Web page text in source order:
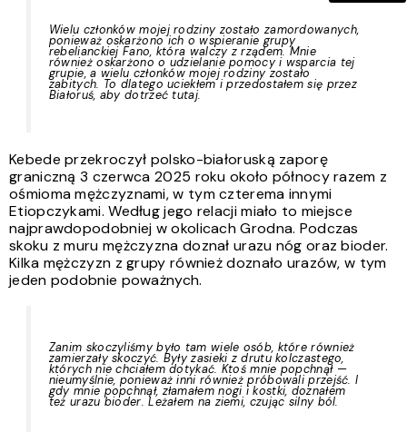
Wielu członków mojej rodziny zostało zamordowanych,
ponieważ oskarżono ich o wspieranie grupy
rebelianckiej Fano, która walczy z rządem. Mnie
również oskarżono o udzielanie pomocy i wsparcia tej
grupie, a wielu członków mojej rodziny zostało
zabitych. To dlatego uciekłem i przedostałem się przez
Białoruś, aby dotrzeć tutaj.
Kebede przekroczył polsko-białoruską zaporę
graniczną 3 czerwca 2025 roku około północy razem z
ośmioma mężczyznami, w tym czterema innymi
Etiopczykami. Według jego relacji miało to miejsce
najprawdopodobniej w okolicach Grodna. Podczas
skoku z muru mężczyzna doznał urazu nóg oraz bioder.
Kilka mężczyzn z grupy również doznało urazów, w tym
jeden podobnie poważnych.
Zanim skoczyliśmy było tam wiele osób, które również
zamierzały skoczyć. Były zasieki z drutu kolczastego,
których nie chciałem dotykać. Ktoś mnie popchnął —
nieumyślnie, ponieważ inni również próbowali przejść. I
gdy mnie popchnął, złamałem nogi i kostki, doznałem
też urazu bioder. Leżałem na ziemi, czując silny ból.